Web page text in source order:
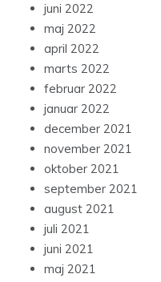
juni 2022
maj 2022
april 2022
marts 2022
februar 2022
januar 2022
december 2021
november 2021
oktober 2021
september 2021
august 2021
juli 2021
juni 2021
maj 2021